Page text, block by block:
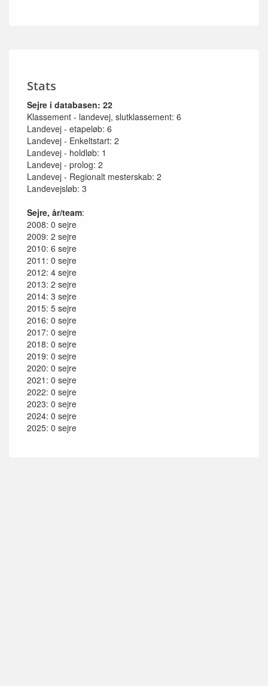
Stats
Sejre i databasen: 22
Klassement - landevej, slutklassement: 6
Landevej - etapeløb: 6
Landevej - Enkeltstart: 2
Landevej - holdløb: 1
Landevej - prolog: 2
Landevej - Regionalt mesterskab: 2
Landevejsløb: 3
Sejre, år/team:
2008: 0 sejre
2009: 2 sejre
2010: 6 sejre
2011: 0 sejre
2012: 4 sejre
2013: 2 sejre
2014: 3 sejre
2015: 5 sejre
2016: 0 sejre
2017: 0 sejre
2018: 0 sejre
2019: 0 sejre
2020: 0 sejre
2021: 0 sejre
2022: 0 sejre
2023: 0 sejre
2024: 0 sejre
2025: 0 sejre